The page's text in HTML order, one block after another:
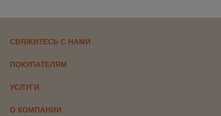
СВЯЖИТЕСЬ С НАМИ
ПОКУПАТЕЛЯМ
УСЛУГИ
О КОМПАНИИ